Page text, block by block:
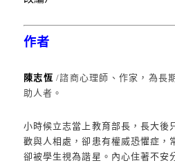
作者
陳志恆/諮商心理師、作家，為長
助人者。
小時候立志當上教育部長，長大後
歡與人相處，卻患有權威恐懼症，
卻被學生視為諧星。內心住著不安